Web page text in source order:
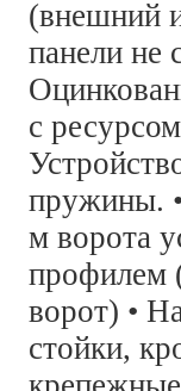
(внешний
панели не
с
пружины.
м ворота
профилем
ворот) •
стойки,